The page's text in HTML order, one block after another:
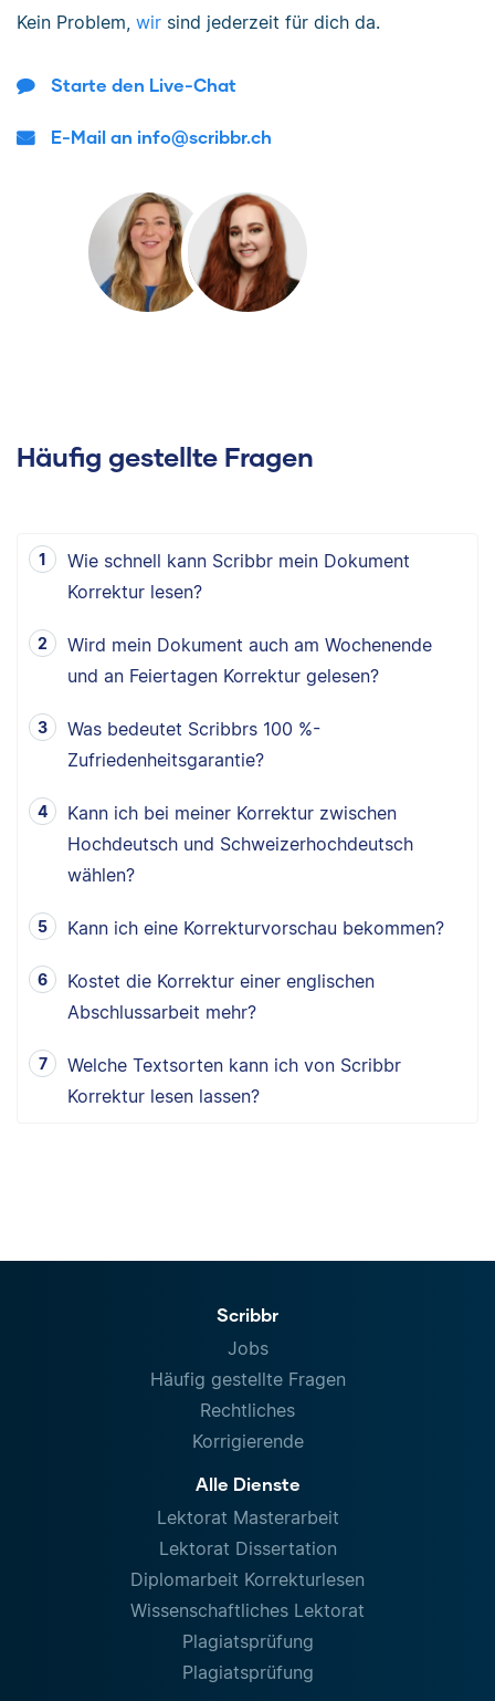
Kein Problem, wir sind jederzeit für dich da.
Starte den Live-Chat
E-Mail an info@scribbr.ch
Häufig gestellte Fragen
Wie schnell kann Scribbr mein Dokument
Korrektur lesen?
Wird mein Dokument auch am Wochenende
und an Feiertagen Korrektur gelesen?
Was bedeutet Scribbrs 100 %-
Zufriedenheitsgarantie?
Kann ich bei meiner Korrektur zwischen
Hochdeutsch und Schweizerhochdeutsch
wählen?
Kann ich eine Korrekturvorschau bekommen?
Kostet die Korrektur einer englischen
Abschlussarbeit mehr?
Welche Textsorten kann ich von Scribbr
Korrektur lesen lassen?
Scribbr
Jobs
Häufig gestellte Fragen
Rechtliches
Korrigierende
Alle Dienste
Lektorat Masterarbeit
Lektorat Dissertation
Diplomarbeit Korrekturlesen
Wissenschaftliches Lektorat
Plagiatsprüfung
Plagiatsprüfung